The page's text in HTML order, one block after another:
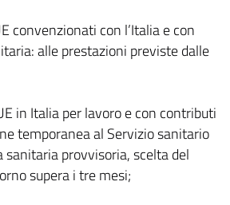
convenzionati con l’Italia e con
alle prestazioni previste dalle
in Italia per lavoro e con contributi
temporanea al Servizio sanitario
sanitaria provvisoria, scelta del
supera i tre mesi;